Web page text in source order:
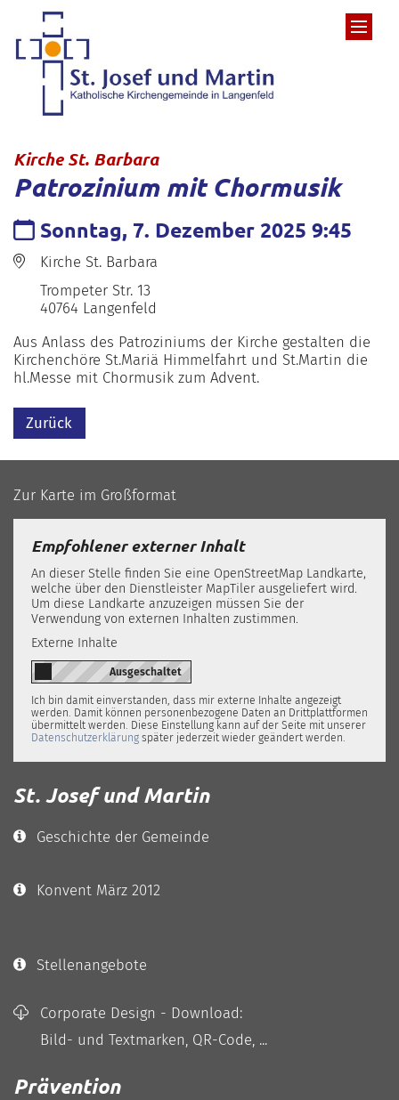
Zum Inhalt springen
Kirche St. Barbara:
Patrozinium mit Chormusik
Datum:
Sonntag, 7. Dezember 2025 9:45
Ort:
Kirche St. Barbara
Trompeter Str. 13
40764 Langenfeld
Aus Anlass des Patroziniums der Kirche gestalten die
Kirchenchöre St.Mariä Himmelfahrt und St.Martin die
hl.Messe mit Chormusik zum Advent.
Zurück
Zur Karte im Großformat
Empfohlener externer Inhalt
An dieser Stelle finden Sie eine OpenStreetMap Landkarte,
welche über den Dienstleister MapTiler ausgeliefert wird.
Um diese Landkarte anzuzeigen müssen Sie der
Verwendung von externen Inhalten zustimmen.
Externe Inhalte
Ich bin damit einverstanden, dass mir externe Inhalte angezeigt
werden. Damit können personenbezogene Daten an Drittplattformen
übermittelt werden. Diese Einstellung kann auf der Seite mit unserer
Datenschutzerklärung später jederzeit wieder geändert werden.
St. Josef und Martin
Geschichte der Gemeinde
Konvent März 2012
Stellenangebote
Corporate Design - Download:
Bild- und Textmarken, QR-Code, ...
Prävention